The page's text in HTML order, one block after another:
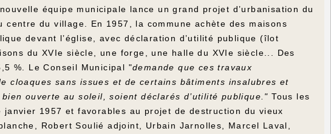
équipe municipale lance un grand projet d’urbanisation du
du village. En 1957, la commune achète des maisons
devant l’église, avec déclaration d’utilité publique (îlot
du XVIe siècle, une forge, une halle du XVIe siècle... Des
%. Le Conseil Municipal "demande que ces travaux
cloaques sans issues et de certains bâtiments insalubres et
ouverte au soleil, soient déclarés d’utilité publique." Tous les
1957 et favorables au projet de destruction du vieux
Robert Soulié adjoint, Urbain Jarnolles, Marcel Laval,